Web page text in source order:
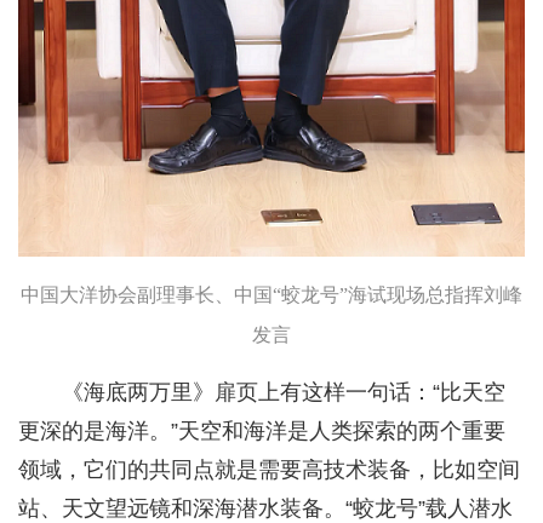
中国大洋协会副理事长、中国“蛟龙号”海试现场总指挥刘峰
发言
《海底两万里》扉页上有这样一句话：“比天空
更深的是海洋。”天空和海洋是人类探索的两个重要
领域，它们的共同点就是需要高技术装备，比如空间
站、天文望远镜和深海潜水装备。“蛟龙号”载人潜水